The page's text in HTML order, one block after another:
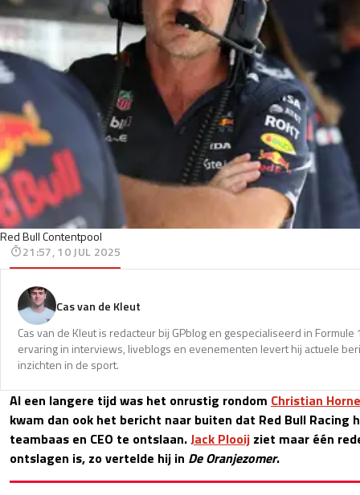
Red Bull Contentpool
21:57, 10 JUL 2025
Cas van de Kleut
Cas van de Kleut is redacteur bij GPblog en gespecialiseerd in
ervaring in interviews, liveblogs en evenementen levert hij actuele
inzichten in de sport.
Al een langere tijd was het onrustig rondom Christian
kwam dan ook het bericht naar buiten dat Red Bull Racing
teambaas en CEO te ontslaan.Jack Plooij ziet maar één
ontslagen is, zo vertelde hij in De Oranjezomer.